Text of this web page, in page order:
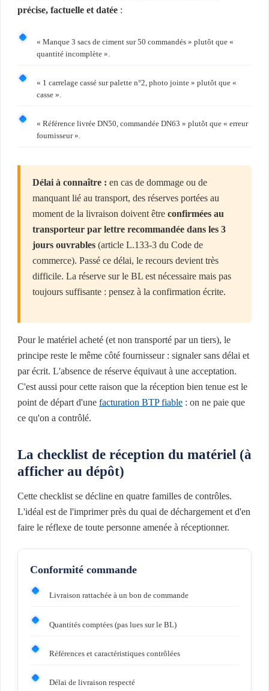
précise, factuelle et datée :
« Manque 3 sacs de ciment sur 50 commandés » plutôt que «
quantité incomplète ».
« 1 carrelage cassé sur palette n°2, photo jointe » plutôt que «
casse ».
« Référence livrée DN50, commandée DN63 » plutôt que « erreur
fournisseur ».
Délai à connaître : en cas de dommage ou de
manquant lié au transport, des réserves portées au
moment de la livraison doivent être confirmées au
transporteur par lettre recommandée dans les 3
jours ouvrables (article L.133-3 du Code de
commerce). Passé ce délai, le recours devient très
difficile. La réserve sur le BL est nécessaire mais pas
toujours suffisante : pensez à la confirmation écrite.
Pour le matériel acheté (et non transporté par un tiers), le
principe reste le même côté fournisseur : signaler sans délai et
par écrit. L'absence de réserve équivaut à une acceptation.
C'est aussi pour cette raison que la réception bien tenue est le
point de départ d'une facturation BTP fiable : on ne paie que
ce qu'on a contrôlé.
La checklist de réception du matériel (à
afficher au dépôt)
Cette checklist se décline en quatre familles de contrôles.
L'idéal est de l'imprimer près du quai de déchargement et d'en
faire le réflexe de toute personne amenée à réceptionner.
Conformité commande
Livraison rattachée à un bon de commande
Quantités comptées (pas lues sur le BL)
Références et caractéristiques contrôlées
Délai de livraison respecté